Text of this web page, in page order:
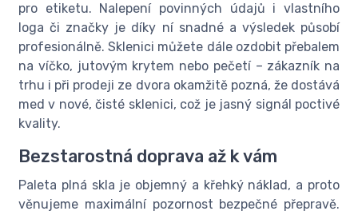
pro etiketu. Nalepení povinných údajů i vlastního
loga či značky je díky ní snadné a výsledek působí
profesionálně. Sklenici můžete dále ozdobit přebalem
na víčko, jutovým krytem nebo pečetí – zákazník na
trhu i při prodeji ze dvora okamžitě pozná, že dostává
med v nové, čisté sklenici, což je jasný signál poctivé
kvality.
Bezstarostná doprava až k vám
Paleta plná skla je objemný a křehký náklad, a proto
věnujeme maximální pozornost bezpečné přepravě.